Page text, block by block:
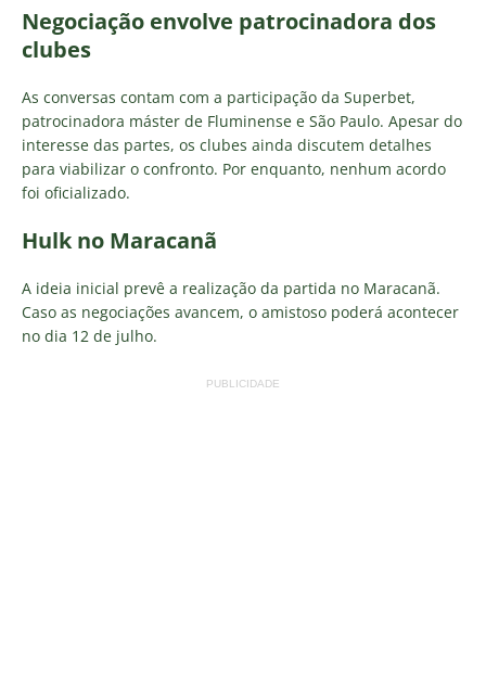
Negociação envolve patrocinadora dos
clubes
As conversas contam com a participação da Superbet,
patrocinadora máster de Fluminense e São Paulo. Apesar do
interesse das partes, os clubes ainda discutem detalhes
para viabilizar o confronto. Por enquanto, nenhum acordo
foi oficializado.
Hulk no Maracanã
A ideia inicial prevê a realização da partida no Maracanã.
Caso as negociações avancem, o amistoso poderá acontecer
no dia 12 de julho.
PUBLICIDADE